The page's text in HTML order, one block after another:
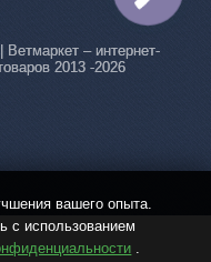
| Ветмаркет – интернет-
2013 -2026
вашего опыта.
с использованием
.